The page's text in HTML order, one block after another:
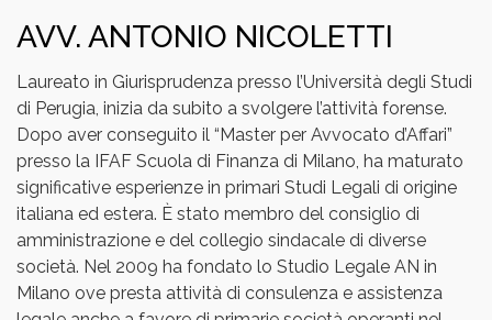
AVV. ANTONIO NICOLETTI
Laureato in Giurisprudenza presso l’Università degli Studi
di Perugia, inizia da subito a svolgere l’attività forense.
Dopo aver conseguito il “Master per Avvocato d’Affari”
presso la IFAF Scuola di Finanza di Milano, ha maturato
significative esperienze in primari Studi Legali di origine
italiana ed estera. È stato membro del consiglio di
amministrazione e del collegio sindacale di diverse
società. Nel 2009 ha fondato lo Studio Legale AN in
Milano ove presta attività di consulenza e assistenza